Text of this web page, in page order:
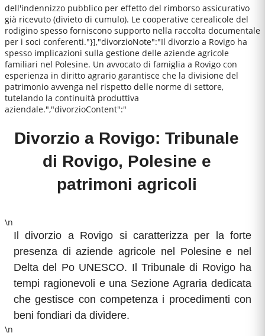
dell'indennizzo pubblico per effetto del rimborso assicurativo
già ricevuto (divieto di cumulo). Le cooperative cerealicole del
rodigino spesso forniscono supporto nella raccolta documentale
per i soci conferenti."}],"divorzioNote":"Il divorzio a Rovigo ha
spesso implicazioni sulla gestione delle aziende agricole
familiari nel Polesine. Un avvocato di famiglia a Rovigo con
esperienza in diritto agrario garantisce che la divisione del
patrimonio avvenga nel rispetto delle norme di settore,
tutelando la continuità produttiva
aziendale.","divorzioContent":"
Divorzio a Rovigo: Tribunale
di Rovigo, Polesine e
patrimoni agricoli
\n
Il divorzio a Rovigo si caratterizza per la forte
presenza di aziende agricole nel Polesine e nel
Delta del Po UNESCO. Il Tribunale di Rovigo ha
tempi ragionevoli e una Sezione Agraria dedicata
che gestisce con competenza i procedimenti con
beni fondiari da dividere.
\n